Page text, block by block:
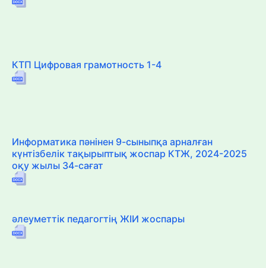
КТП Цифровая грамотность 1-4
Информатика пәнінен 9-сыныпқа арналған
күнтізбелік тақырыптық жоспар КТЖ, 2024-2025
оқу жылы 34-сағат
әлеуметтік педагогтің ЖІИ жоспары